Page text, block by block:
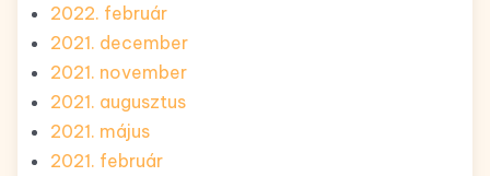
2022. február
2021. december
2021. november
2021. augusztus
2021. május
2021. február